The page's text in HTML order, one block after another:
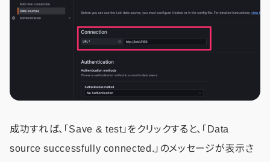
成功すれば、「Save & test」をクリックすると、「Data
source successfully connected.」のメッセージが表示さ